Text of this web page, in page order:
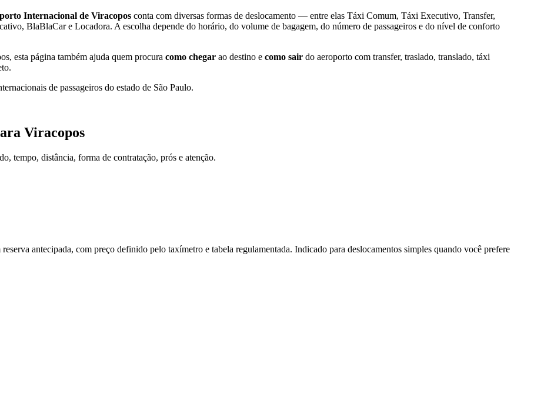
Internacional de Viracopos conta com diversas formas de deslocamento — entre elas Táxi Comum, Táxi Executivo, Transfer,
BlaBlaCar e Locadora. A escolha depende do horário, do volume de bagagem, do número de passageiros e do nível de conforto
, esta página também ajuda quem procura como chegar ao destino e como sair do aeroporto com transfer, traslado, translado, táxi
de passageiros do estado de São Paulo.
Viracopos
tempo, distância, forma de contratação, prós e atenção.
antecipada, com preço definido pelo taxímetro e tabela regulamentada. Indicado para deslocamentos simples quando você prefere